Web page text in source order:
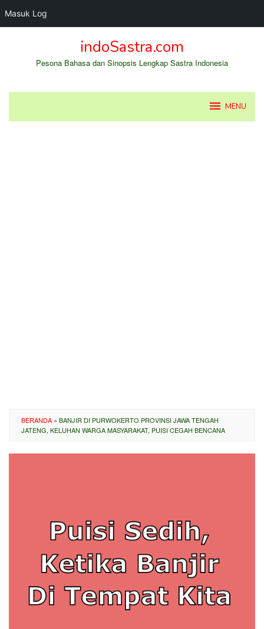
Masuk Log
indoSastra.com
Pesona Bahasa dan Sinopsis Lengkap Sastra Indonesia
MENU
BERANDA » BANJIR DI PURWOKERTO PROVINSI JAWA TENGAH
JATENG, KELUHAN WARGA MASYARAKAT, PUISI CEGAH BENCANA